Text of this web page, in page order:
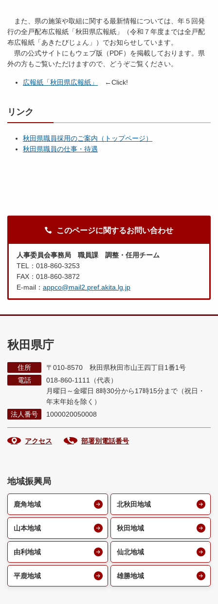
また、県の施策や取組に関する最新情報については、年５回発
行の全戸配布広報紙「秋田県広報紙」（令和７年度までは全戸配
布広報紙「あきたびじょん」）でお知らせしています。
県の公式サイトにもウェブ版（PDF）を掲載しております。県
外の方もご覧いただけますので、どうぞご覧ください。
広報紙「秋田県広報紙」 ←Click!
リンク
秋田県職員採用のご案内（トップページ）
秋田県職員の仕事・待遇
このページに関するお問い合わせ
人事委員会事務局 職員課 調整・任用チーム
TEL：018-860-3253
FAX：018-860-3872
E-mail： appco@mail2.pref.akita.lg.jp
秋田県庁
住所
〒010-8570 秋田県秋田市山王四丁目1番1号
電話
018-860-1111（代表）
月曜日～金曜日 8時30分から17時15分まで （祝日・
年末年始を除く）
法人番号
1000020050008
アクセス 部署別電話番号
地域振興局
鹿角地域 北秋田地域
山本地域 秋田地域
由利地域 仙北地域
平鹿地域 雄勝地域